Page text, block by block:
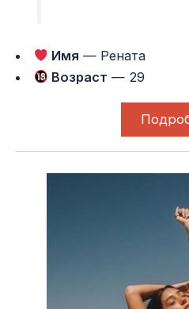
Имя — Рената
Возраст — 29